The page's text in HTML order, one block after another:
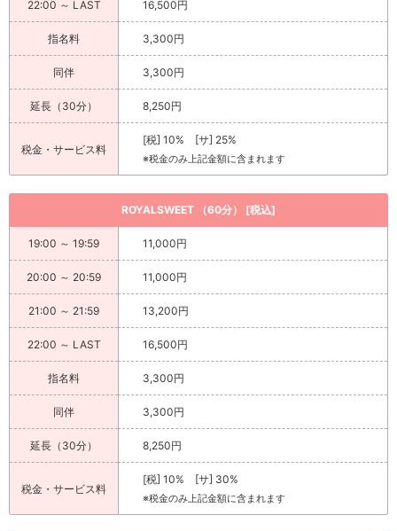
22:00 ～ LAST 16,500円
指名料 3,300円
同伴 3,300円
延長（30分） 8,250円
税金・サービス料
[税] 10% [サ] 25%
※税金のみ上記金額に含まれます
ROYALSWEET （60分） [税込]
19:00 ～ 19:59 11,000円
20:00 ～ 20:59 11,000円
21:00 ～ 21:59 13,200円
22:00 ～ LAST 16,500円
指名料 3,300円
同伴 3,300円
延長（30分） 8,250円
税金・サービス料
[税] 10% [サ] 30%
※税金のみ上記金額に含まれます